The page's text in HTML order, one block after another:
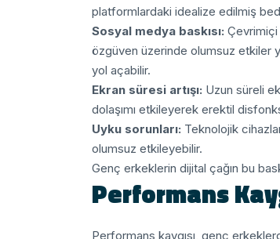
platformlardaki idealize edilmiş
Sosyal medya baskısı:
özgüven üzerinde olumsuz etkiler
yol açabilir.
Ekran süresi artışı: Uzun süreli
dolaşımı etkileyerek erektil
Uyku sorunları: Teknolojik
olumsuz etkileyebilir.
Genç erkeklerin dijital çağın bu
Performans
Performans kaygısı, genç